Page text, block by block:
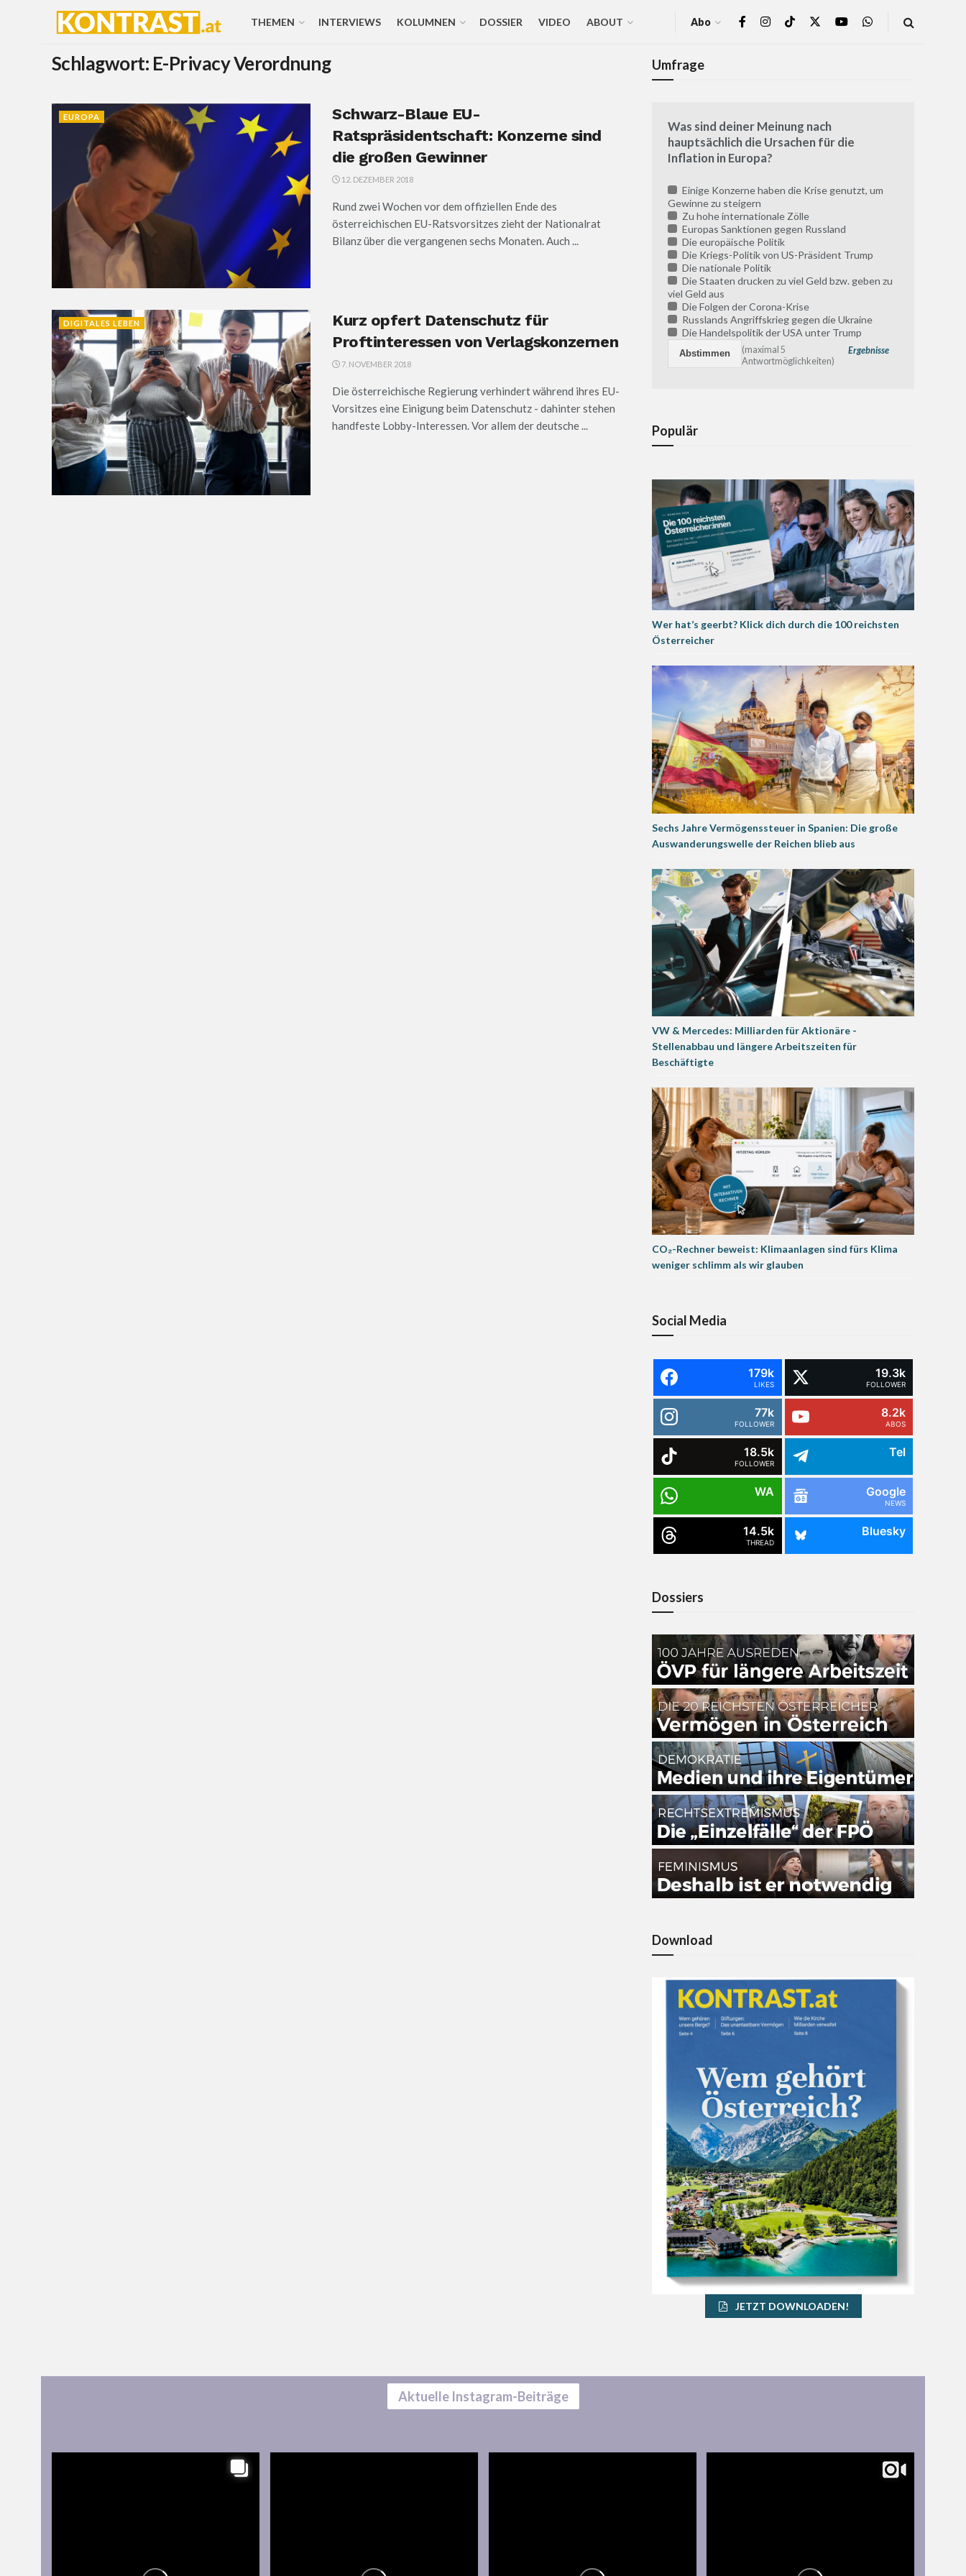
THEMEN INTERVIEWS KOLUMNEN DOSSIER VIDEO ABOUT Abo
Schlagwort: E-Privacy Verordnung
EUROPA
Schwarz-Blaue EU-
Ratspräsidentschaft: Konzerne sind
die großen Gewinner
12. DEZEMBER 2018
Rund zwei Wochen vor dem offiziellen Ende des
österreichischen EU-Ratsvorsitzes zieht der Nationalrat
Bilanz über die vergangenen sechs Monaten. Auch ...
DIGITALES LEBEN
Kurz opfert Datenschutz für
Proftinteressen von Verlagskonzernen
7. NOVEMBER 2018
Die österreichische Regierung verhindert während ihres EU-
Vorsitzes eine Einigung beim Datenschutz - dahinter stehen
handfeste Lobby-Interessen. Vor allem der deutsche ...
Umfrage
Was sind deiner Meinung nach
hauptsächlich die Ursachen für die
Inflation in Europa?
Einige Konzerne haben die Krise genutzt, um
Gewinne zu steigern
Zu hohe internationale Zölle
Europas Sanktionen gegen Russland
Die europäische Politik
Die Kriegs-Politik von US-Präsident Trump
Die nationale Politik
Die Staaten drucken zu viel Geld bzw. geben zu
viel Geld aus
Die Folgen der Corona-Krise
Russlands Angriffskrieg gegen die Ukraine
Die Handelspolitik der USA unter Trump
Ergebnisse
(maximal 5
Antwortmöglichkeiten)
Populär
Wer hat’s geerbt? Klick dich durch die 100 reichsten
Österreicher
Sechs Jahre Vermögenssteuer in Spanien: Die große
Auswanderungswelle der Reichen blieb aus
VW & Mercedes: Milliarden für Aktionäre -
Stellenabbau und längere Arbeitszeiten für
Beschäftigte
CO₂-Rechner beweist: Klimaanlagen sind fürs Klima
weniger schlimm als wir glauben
Social Media
179k
LIKES
19.3k
FOLLOWER
77k
FOLLOWER
8.2k
ABOS
18.5k
FOLLOWER
Tel
WA Google
NEWS
14.5k
THREAD
Bluesky
Dossiers
Download
JETZT DOWNLOADEN!
Aktuelle Instagram-Beiträge